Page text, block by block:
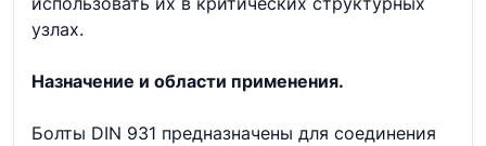
узлах.
Назначение и области применения.
Болты DIN 931 предназначены для соединения